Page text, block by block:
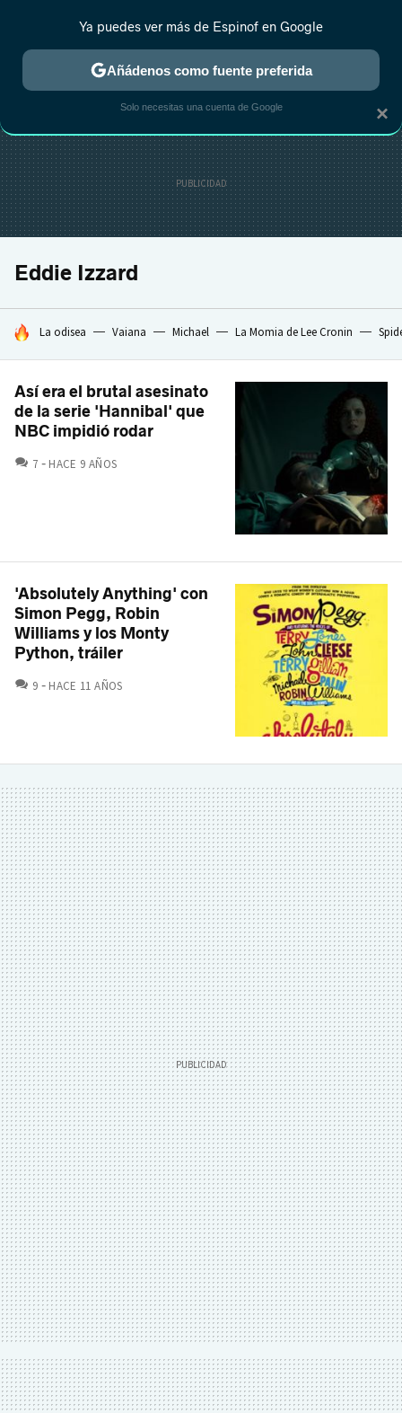
ESTRENOS REALITY ANIME RANKINGS CINE
Eddie Izzard
HOY SE HABLA DE
La odisea Vaiana Michael La Momia de Lee Cronin
Así era el brutal asesinato
de la serie 'Hannibal' que
NBC impidió rodar
7 COMENTARIOS
HACE 9 AÑOS
'Absolutely Anything' con
Simon Pegg, Robin
Williams y los Monty
Python, tráiler
9 COMENTARIOS
HACE 11 AÑOS
×
Ya puedes ver más de Espinof en Google
Añádenos como fuente preferida
Solo necesitas una cuenta de Google